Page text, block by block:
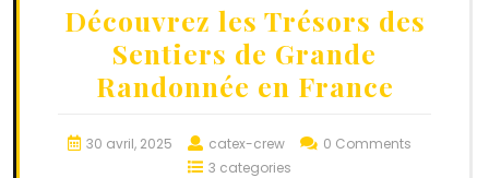
Découvrez les Trésors des
Sentiers de Grande
Randonnée en France
30 avril, 2025 catex-crew
0 Comments
3 categories